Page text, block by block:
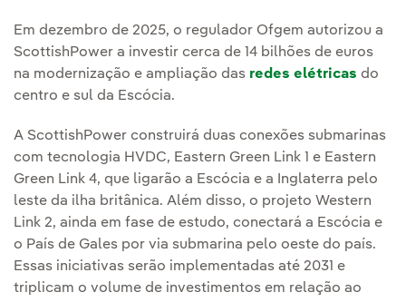
Em dezembro de 2025, o regulador Ofgem autorizou a
ScottishPower a investir cerca de 14 bilhões de euros
na modernização e ampliação das redes elétricas do
centro e sul da Escócia.
A ScottishPower construirá duas conexões submarinas
com tecnologia HVDC, Eastern Green Link 1 e Eastern
Green Link 4, que ligarão a Escócia e a Inglaterra pelo
leste da ilha britânica. Além disso, o projeto Western
Link 2, ainda em fase de estudo, conectará a Escócia e
o País de Gales por via submarina pelo oeste do país.
Essas iniciativas serão implementadas até 2031 e
triplicam o volume de investimentos em relação ao